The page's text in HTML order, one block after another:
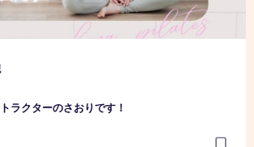
ラクターのさおりです！